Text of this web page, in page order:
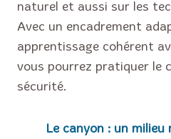
naturel et aussi sur les
Avec un encadrement
apprentissage cohérent
vous pourrez pratiquer le
sécurité.
Le canyon : un